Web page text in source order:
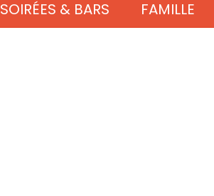
SOIRÉES & BARS FAMILLE